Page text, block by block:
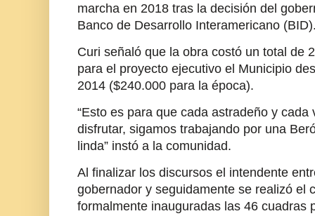
marcha en 2018 tras la decisión del
Banco de Desarrollo Interamericano
Curi señaló que la obra costó un total de
para el proyecto ejecutivo el Municipio
2014 ($240.000 para la época).
“Esto es para que cada astradeño y cada
disfrutar, sigamos trabajando por una
linda” instó a la comunidad.
Al finalizar los discursos el intendente
gobernador y seguidamente se realizó el
formalmente inauguradas las 46 cuadras